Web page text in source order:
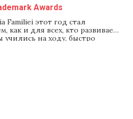
Awards
Familiei этот год стал
как и для всех, кто развивает
на ходу, быстро
оправдать ожидания